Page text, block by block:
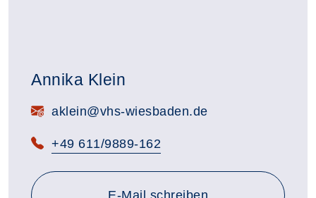
Annika Klein
E-Mail:aklein@vhs-wiesbaden.de
Telefon:+49 611/9889-162
E-Mail schreiben